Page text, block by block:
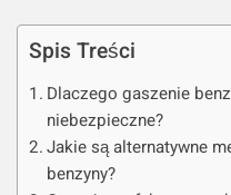
Spis Treści
Dlaczego gaszenie
niebezpieczne?
Jakie są alternatywne
benzyny?